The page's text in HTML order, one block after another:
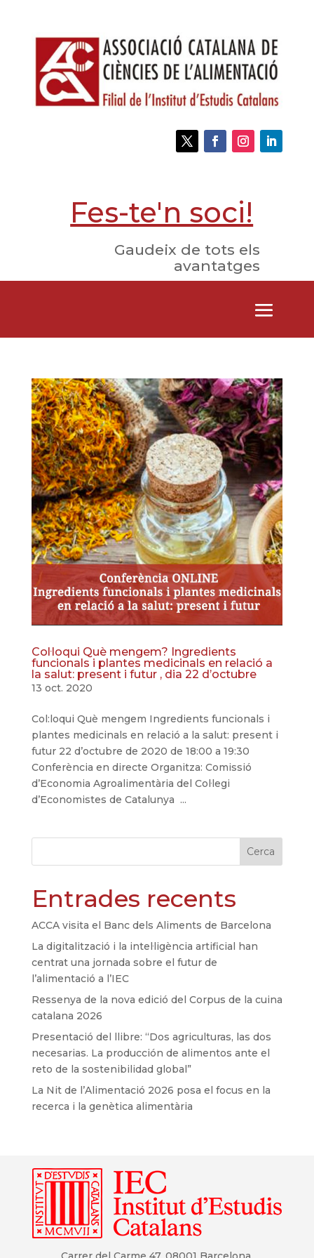
Fes-te'n soci!
Gaudeix de tots els
avantatges
Col·loqui Què mengem? Ingredients
funcionals i plantes medicinals en relació a
la salut: present i futur , dia 22 d’octubre
13 oct. 2020
Col:loqui Què mengem Ingredients funcionals i
plantes medicinals en relació a la salut: present i
futur 22 d’octubre de 2020 de 18:00 a 19:30
Conferència en directe Organitza: Comissió
d’Economia Agroalimentària del Col·legi
d’Economistes de Catalunya ...
Cerca
Entrades recents
ACCA visita el Banc dels Aliments de Barcelona
La digitalització i la intel·ligència artificial han
centrat una jornada sobre el futur de
l’alimentació a l’IEC
Ressenya de la nova edició del Corpus de la cuina
catalana 2026
Presentació del llibre: “Dos agriculturas, las dos
necesarias. La producción de alimentos ante el
reto de la sostenibilidad global”
La Nit de l’Alimentació 2026 posa el focus en la
recerca i la genètica alimentària